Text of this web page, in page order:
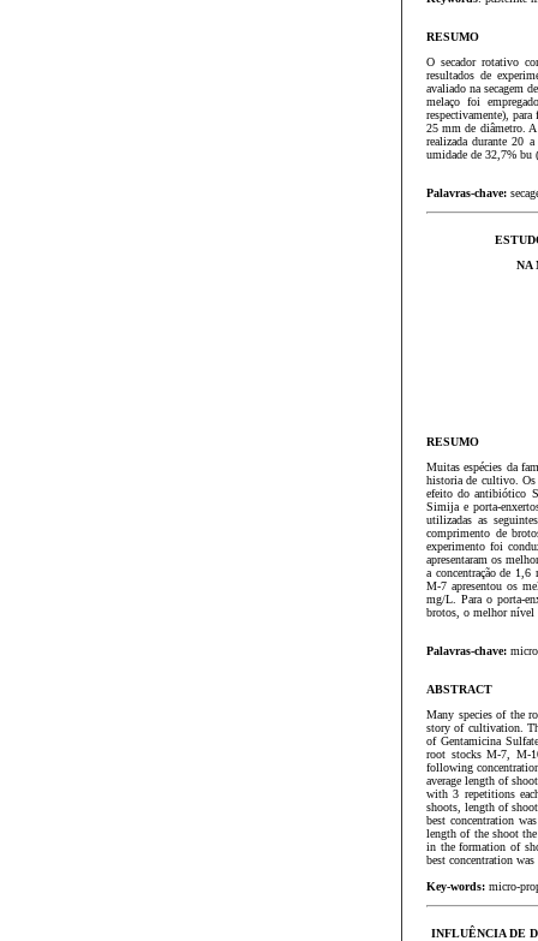
RESUMO
O secador rotativo
resultados de
avaliado na secagem
melaço foi
respectivamente),
25 mm de diâmetro. A
realizada durante 20
umidade de 32,7% bu
Palavras-chave:
NA
RESUMO
Muitas espécies da
historia de cultivo. Os
efeito do antibiótico
Simija e porta-
utilizadas as
comprimento de
experimento foi
apresentaram os
a concentração de
M-7 apresentou os
mg/L. Para o porta-
brotos, o melhor nível
Palavras-chave:
ABSTRACT
Many species of the
story of cultivation.
of Gentamicina
root stocks M-7, M-
following
average length of
with 3 repetitions
shoots, length of
best concentration
length of the shoot
in the formation of
best concentration
Key-words: micro-
INFLUÊNCIA DE